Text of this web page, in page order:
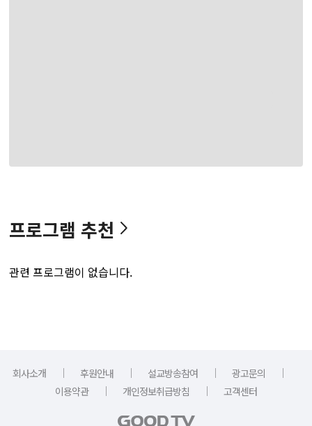
프로그램 추천
관련 프로그램이 없습니다.
회사소개 ｜ 후원안내 ｜ 설교방송참여 ｜ 광고문의
｜
이용약관
｜ 개인정보취급방침 ｜ 고객센터